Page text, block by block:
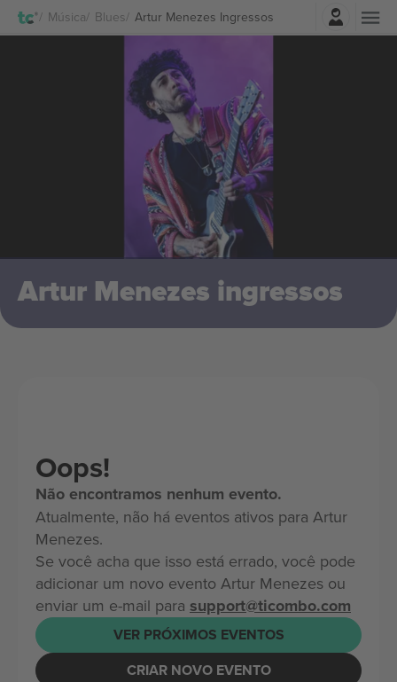
Música Blues Artur Menezes Ingressos
Entrar
Artur Menezes ingressos
Oops!
Não encontramos nenhum evento.
Atualmente, não há eventos ativos para Artur
Menezes.
Se você acha que isso está errado, você pode
adicionar um novo evento Artur Menezes ou
enviar um e-mail para support@ticombo.com
VER PRÓXIMOS EVENTOS
CRIAR NOVO EVENTO